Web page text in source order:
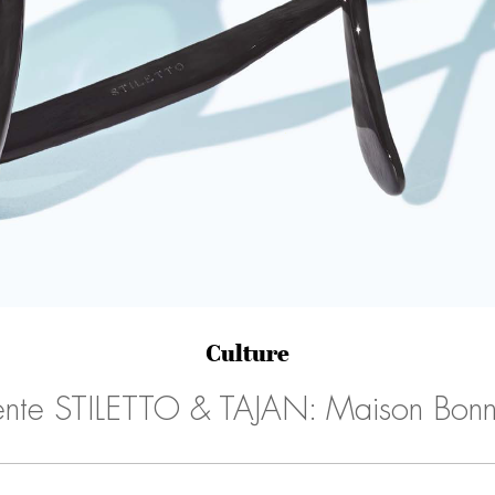
Culture
STILETTO & TAJAN: Maison